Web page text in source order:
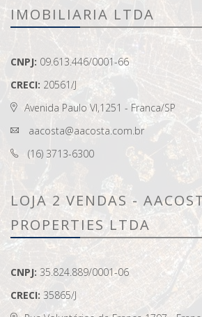
IMOBILIARIA LTDA
CNPJ: 09.613.446/0001-66
CRECI: 20561/J
Avenida Paulo VI,1251 - Franca/SP
aacosta@aacosta.com.br
(16) 3713-6300
LOJA 2 VENDAS -
PROPERTIES LTDA
CNPJ: 35.824.889/0001-06
CRECI: 35865/J